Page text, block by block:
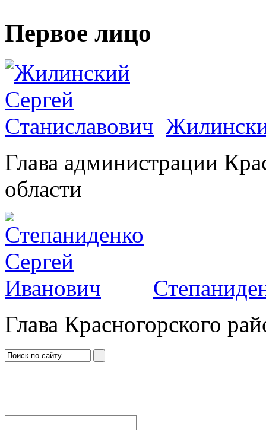
Первое лицо
Глава администрации
области
Глава Красногорского